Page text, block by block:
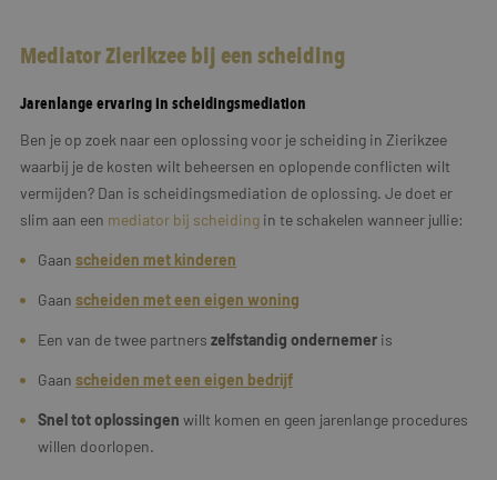
Mediator Zierikzee bij een scheiding
Jarenlange ervaring in scheidingsmediation
Ben je op zoek naar een oplossing voor je scheiding in Zierikzee
waarbij je de kosten wilt beheersen en oplopende conflicten wilt
vermijden? Dan is scheidingsmediation de oplossing. Je doet er
slim aan een mediator bij scheiding in te schakelen wanneer jullie:
Gaan scheiden met kinderen
Gaan scheiden met een eigen woning
Een van de twee partners zelfstandig ondernemer is
Gaan scheiden met een eigen bedrijf
Snel tot oplossingen willt komen en geen jarenlange procedures
willen doorlopen.